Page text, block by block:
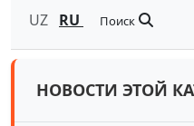
UZ RU Поиск
НОВОСТИ ЭТОЙ